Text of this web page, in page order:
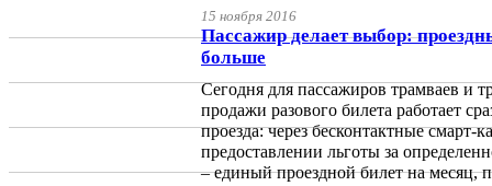
15 ноября 2016
Пассажир делает выбор:
больше
Сегодня для пассажиров трамваев и
продажи разового билета работает
проезда: через бесконтактные смарт-
предоставлении льготы за
– единый проездной билет на месяц,